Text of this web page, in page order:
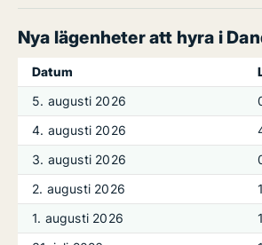
Nya lägenheter att hyra i
Datum
5. augusti 2026
4. augusti 2026
3. augusti 2026
2. augusti 2026
1
1. augusti 2026
1